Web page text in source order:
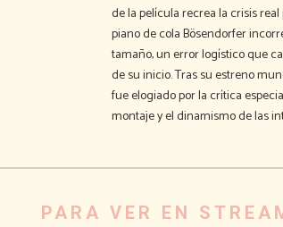
de la película recrea la crisis
piano de cola Bösendorfer
tamaño, un error logístico que
de su inicio. Tras su estreno
fue elogiado por la crítica
montaje y el dinamismo de las
PARA VER EN